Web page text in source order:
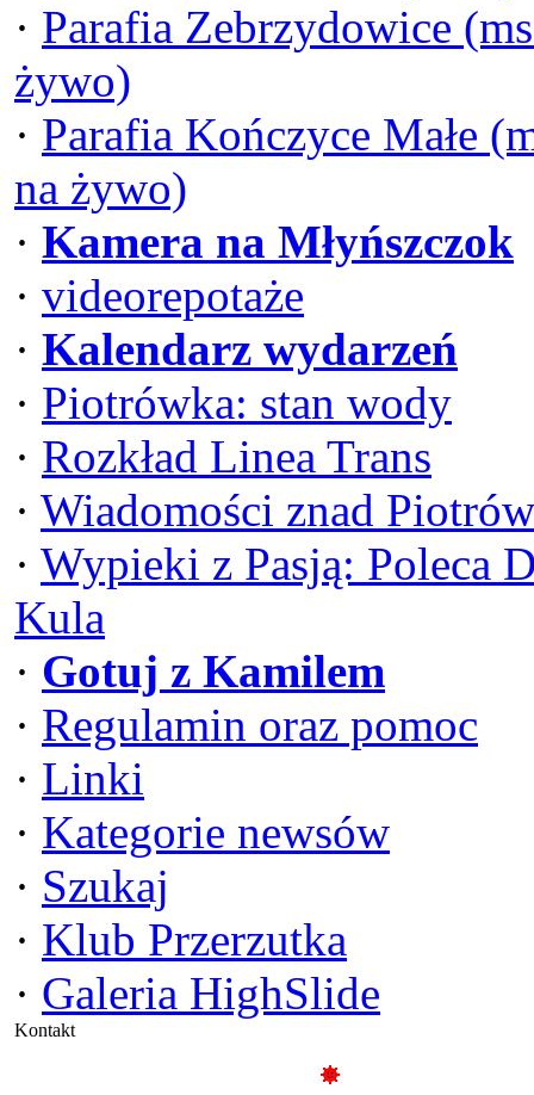
· Parafia Zebrzydowice
żywo)
· Parafia Kończyce Małe
na żywo)
· Kamera na Młyńszczok
· videorepotaże
· Kalendarz wydarzeń
· Piotrówka: stan wody
· Rozkład Linea Trans
· Wiadomości znad
· Wypieki z Pasją: Poleca
Kula
· Gotuj z Kamilem
· Regulamin oraz pomoc
· Linki
· Kategorie newsów
· Szukaj
· Klub Przerzutka
· Galeria HighSlide
Kontakt